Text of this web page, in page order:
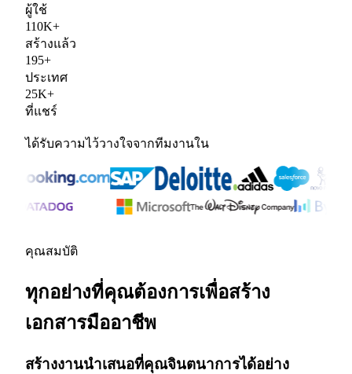
ผู้ใช้
110K+
สร้างแล้ว
195+
ประเทศ
25K+
ที่แชร์
ได้รับความไว้วางใจจากทีมงานใน
คุณสมบัติ
ทุกอย่างที่คุณต้องการเพื่อสร้าง
เอกสารมืออาชีพ
สร้างงานนำเสนอที่คุณจินตนาการได้อย่าง